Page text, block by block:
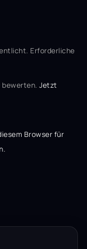
Erforderliche
bewerten. Jetzt
Browser für